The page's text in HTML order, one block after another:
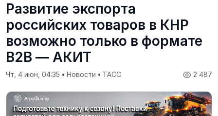
Развитие экспорта
российских товаров в КНР
возможно только в формате
B2B — АКИТ
2 487
Чт, 4 июн, 04:35 • Новости • ТАСС